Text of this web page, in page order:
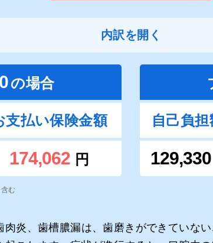
内訳を開く
の場合
支払い保険金額
174,062 円
自己負担
129,330
む
肉炎、歯槽膿漏は、歯磨きができていな